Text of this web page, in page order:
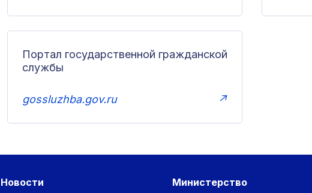
Портал государственной гражданской
службы
gossluzhba.gov.ru ↗
Новости Министерство